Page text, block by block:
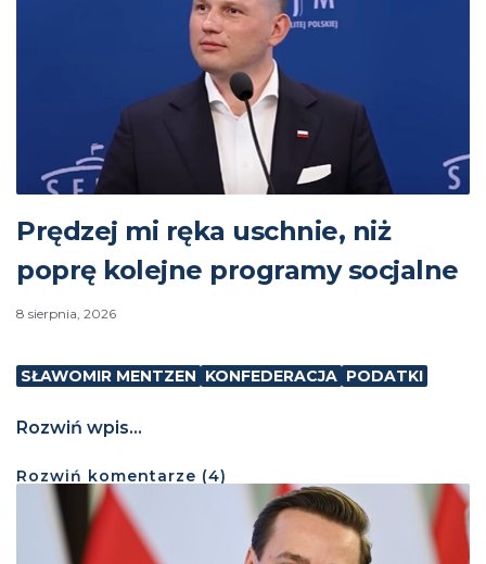
Prędzej mi ręka uschnie, niż
poprę kolejne programy socjalne
8 sierpnia, 2026
SŁAWOMIR MENTZEN KONFEDERACJA PODATKI
Rozwiń wpis...
Rozwiń komentarze (4)